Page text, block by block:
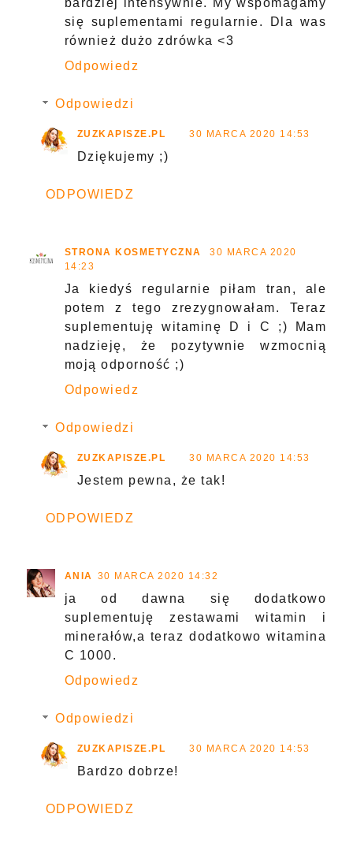
bardziej intensywnie. My wspomagamy
się suplementami regularnie. Dla was
również dużo zdrówka <3
Odpowiedz
Odpowiedzi
ZUZKAPISZE.PL 30 MARCA 2020 14:53
Dziękujemy ;)
ODPOWIEDZ
STRONA KOSMETYCZNA
30 MARCA 2020
14:23
Ja kiedyś regularnie piłam tran, ale
potem z tego zrezygnowałam. Teraz
suplementuję witaminę D i C ;) Mam
nadzieję, że pozytywnie wzmocnią
moją odporność ;)
Odpowiedz
Odpowiedzi
ZUZKAPISZE.PL 30 MARCA 2020 14:53
Jestem pewna, że tak!
ODPOWIEDZ
ANIA 30 MARCA 2020 14:32
ja od dawna się dodatkowo
suplementuję zestawami witamin i
minerałów,a teraz dodatkowo witamina
C 1000.
Odpowiedz
Odpowiedzi
ZUZKAPISZE.PL 30 MARCA 2020 14:53
Bardzo dobrze!
ODPOWIEDZ